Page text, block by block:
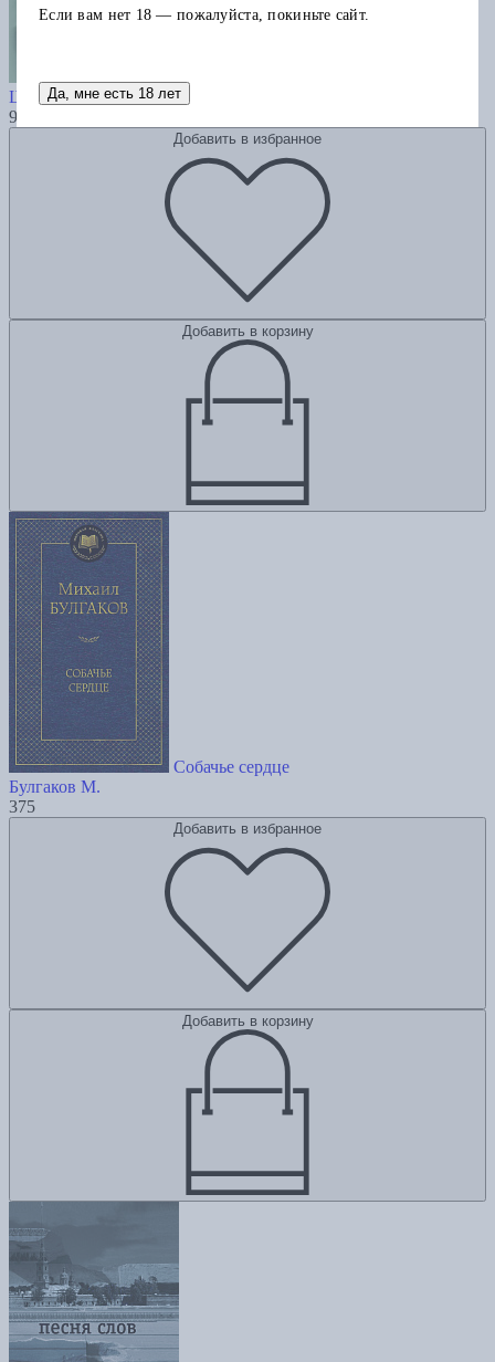
Шаламов В.
900
Добавить в избранное
Добавить в корзину
Собачье сердце
Булгаков М.
375
Добавить в избранное
Добавить в корзину
Если вам нет 18 — пожалуйста, покиньте сайт.
Да, мне есть 18 лет